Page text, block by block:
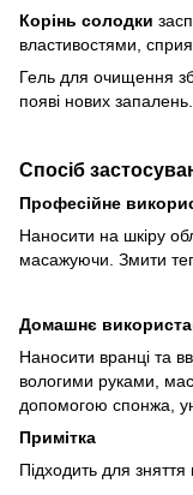
Корінь солодки
властивостями,
Гель для очищення
появі нових запалень.
Спосіб
Професійне
Наносити на шкіру
масажуючи. Змити
Домашнє
Наносити вранці та
вологими руками,
допомогою спонжа,
Примітка
Підходить для зняття